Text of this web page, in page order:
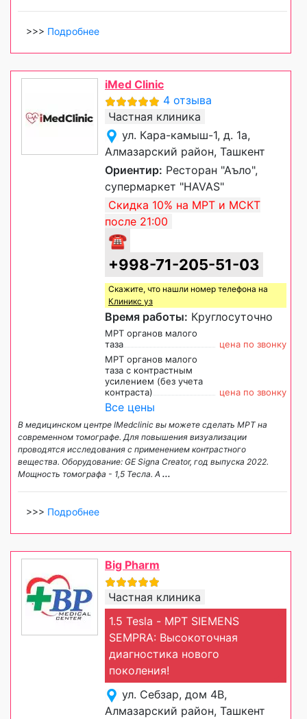
>>> Подробнее
iMed Clinic
4 отзыва
Частная клиника
ул. Кара-камыш-1, д. 1а,
Алмазарский район, Ташкент
Ориентир: Ресторан "Аъло",
супермаркет "HAVAS"
Скидка 10% на МРТ и МСКТ
после 21:00
☎
+998-71-205-51-03
Скажите, что нашли номер телефона на
Клиникс уз
Время работы: Круглосуточно
МРТ органов малого
таза
цена по звонку
МРТ органов малого
таза с контрастным
усилением (без учета
контраста)
цена по звонку
Все цены
В медицинском центре IMedclinic вы можете сделать МРТ на
современном томографе. Для повышения визуализации
проводятся исследования с применением контрастного
вещества. Оборудование: GE Signa Creator, год выпуска 2022.
Мощность томографа - 1,5 Тесла. А ...
>>> Подробнее
Big Pharm
Частная клиника
1.5 Tesla - МРТ SIEMENS
SEMPRA: Высокоточная
диагностика нового
поколения!
ул. Себзар, дом 4В,
Алмазарский район, Ташкент